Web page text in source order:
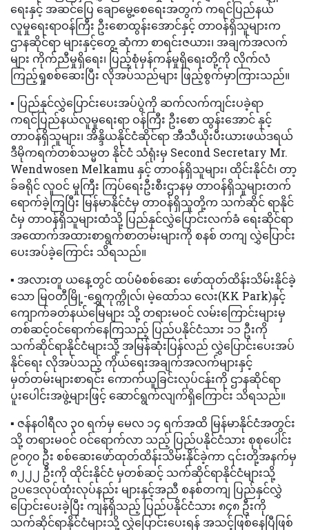
ရေးနှင့် အဆင်ပြေ ချောမွေ့စေရေးအတွက် ကရင်ပြည်နယ်
လူမှုရေးရာဝန်ကြီး ဦးစောထွန်းအောင်နှင့် တာဝန်ရှိသူများက
ဌာနဆိုင်ရာ များနှင့်တွေ့ ဆုံကာ စာရင်းဇယား၊ အချက်အလက်
များ ကိုက်ညီမှုရှိရေး၊ ပြည့်စုံမှန်ကန်မှုရှိရေးတို့ကို လိုက်လံ
ကြည့်ရှုစစ်ဆေးပြီး လိုအပ်သည်များ ဖြည့်စွက်မှာကြားသည်။
▪️ ပြည်နှင်လွှဲပြောင်းပေးအပ်ပွဲကို ဆက်လက်ကျင်းပခဲ့ရာ
ကရင်ပြည်နယ်လူမှုရေးရာ ဝန်ကြီး ဦးစော ထွန်းအောင် နှင့်
တာဝန်ရှိသူများ၊ အိန္ဒိယနိုင်ငံဆိုင်ရာ အီသီယိုးပီးယားဖယ်ဒရယ်
ဒီမိုကရက်တစ်သမ္မတ နိုင်ငံ သံရုံးမှ Second Secretary Mr.
Wendwosen Melkamu နှင့် တာဝန်ရှိသူများ၊ ထိုင်းနိုင်ငံ၊ တာ့
ခ်ခရိုင် လူဝင် မှုကြီး ကြပ်ရေးဦးစီးဌာနမှ တာဝန်ရှိသူများတက်
ရောက်ခဲ့ကြပြီး မြန်မာနိုင်ငံမှ တာဝန်ရှိသူတို့က သက်ဆိုင် ရာနိုင်
ငံမှ တာဝန်ရှိသူများထံသို့ ပြည်နှင်လွှဲပြောင်းလက်ခံ ရေးဆိုင်ရာ
အထောက်အထားစာရွက်စာတမ်းများကို စနစ် တကျ လွှဲပြောင်း
ပေးအပ်ခဲ့ကြောင်း သိရသည်။
▪️ အလားတူ ယနေ့တွင် ထပ်မံစစ်ဆေး ဖော်ထုတ်ထိန်းသိမ်းနိုင်ခဲ့
သော မြဝတီမြို့-ရွှေကုက္ကိုလ်၊ မဲ့ထော်သ လေး(KK Park)နှင့်
ကျောက်ခတ်နယ်မြေများ သို့ တရားမဝင် လမ်းကြောင်းများမှ
တစ်ဆင့်ဝင်ရောက်နေကြသည့် ပြည်ပနိုင်ငံသား ၁၁ ဦးကို
သက်ဆိုင်ရာနိုင်ငံများသို့ အမြန်ဆုံးပြန်လည် လွှဲပြောင်းပေးအပ်
နိုင်ရေး လိုအပ်သည့် ကိုယ်ရေးအချက်အလက်များနှင့်
မှတ်တမ်းများစာရင်း ကောက်ယူခြင်းလုပ်ငန်းကို ဌာနဆိုင်ရာ
ပူးပေါင်းအဖွဲ့များဖြင့် ဆောင်ရွက်လျက်ရှိကြောင်း သိရသည်။
▪️ ဇန်နဝါရီလ ၃၀ ရက်မှ မေလ ၁၄ ရက်အထိ မြန်မာနိုင်ငံအတွင်း
သို့ တရားမဝင် ဝင်ရောက်လာ သည့် ပြည်ပနိုင်ငံသား စုစုပေါင်း
၉၀၇၀ ဦး စစ်ဆေးဖော်ထုတ်ထိန်းသိမ်းနိုင်ခဲ့ကာ ၎င်းတို့အနက်မှ
၈၂၂၂ ဦးကို ထိုင်းနိုင်ငံ မှတစ်ဆင့် သက်ဆိုင်ရာနိုင်ငံများသို့
ဥပဒေလုပ်ထုံးလုပ်နည်း များနှင့်အညီ စနစ်တကျ ပြည်နှင်လွှဲ
ပြောင်းပေးခဲ့ပြီး ကျန်ရှိသည့် ပြည်ပနိုင်ငံသား ၈၄၈ ဦးကို
သက်ဆိုင်ရာနိုင်ငံများသို့ လွှဲပြောင်းပေးရန် အသင့်ဖြစ်နေပြီဖြစ်